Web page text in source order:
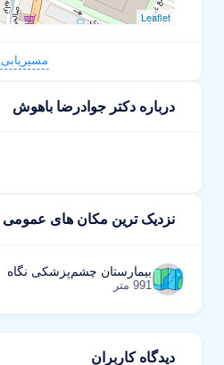
Leaflet
مسیریابی
درباره دکتر جوادرضا باهوش
نزدیک ترین مکان های عمومی
بیمارستان چشم‌پزشکی نگاه
991 متر
دیدگاه کاربران